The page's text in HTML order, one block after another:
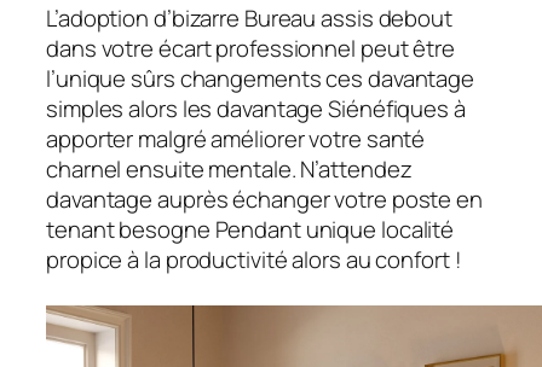
L’adoption d’bizarre Bureau assis debout
dans votre écart professionnel peut être
l’unique sûrs changements ces davantage
simples alors les davantage Siénéfiques à
apporter malgré améliorer votre santé
charnel ensuite mentale. N’attendez
davantage auprès échanger votre poste en
tenant besogne Pendant unique localité
propice à la productivité alors au confort !